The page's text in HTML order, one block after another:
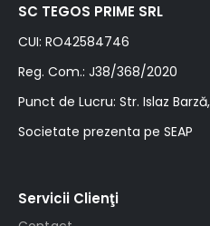
SC TEGOS PRIME SRL
CUI: RO42584746
Reg. Com.: J38/368/2020
Punct de Lucru: Str. Islaz
Societate prezenta pe SEAP
Servicii Clienţi